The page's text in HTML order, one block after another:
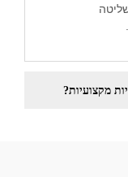
מקצועיות?